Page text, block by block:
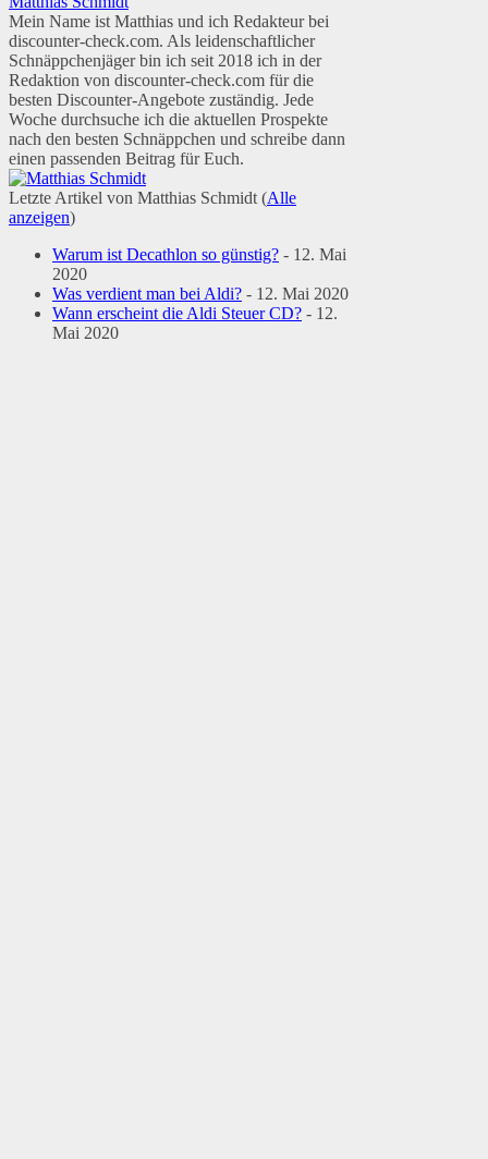
Mein Name ist Matthias und ich Redakteur bei
discounter-check.com. Als leidenschaftlicher
Schnäppchenjäger bin ich seit 2018 ich in der
Redaktion von discounter-check.com für die
besten Discounter-Angebote zuständig. Jede
Woche durchsuche ich die aktuellen Prospekte
nach den besten Schnäppchen und schreibe dann
einen passenden Beitrag für Euch.
Letzte Artikel von Matthias Schmidt (Alle
anzeigen)
Warum ist Decathlon so günstig? - 12. Mai
2020
Was verdient man bei Aldi? - 12. Mai 2020
Wann erscheint die Aldi Steuer CD? - 12.
Mai 2020